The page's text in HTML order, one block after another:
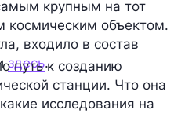
крупным на тот
космическим объектом.
входило в состав
здесь.
путь к созданию
станции. Что она
исследования на